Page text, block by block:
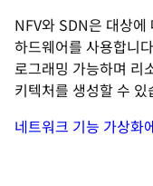
NFV와 SDN은 대상에
하드웨어를 사용합니
로그래밍 가능하며 리
키텍처를 생성할 수 있
네트워크 기능 가상화